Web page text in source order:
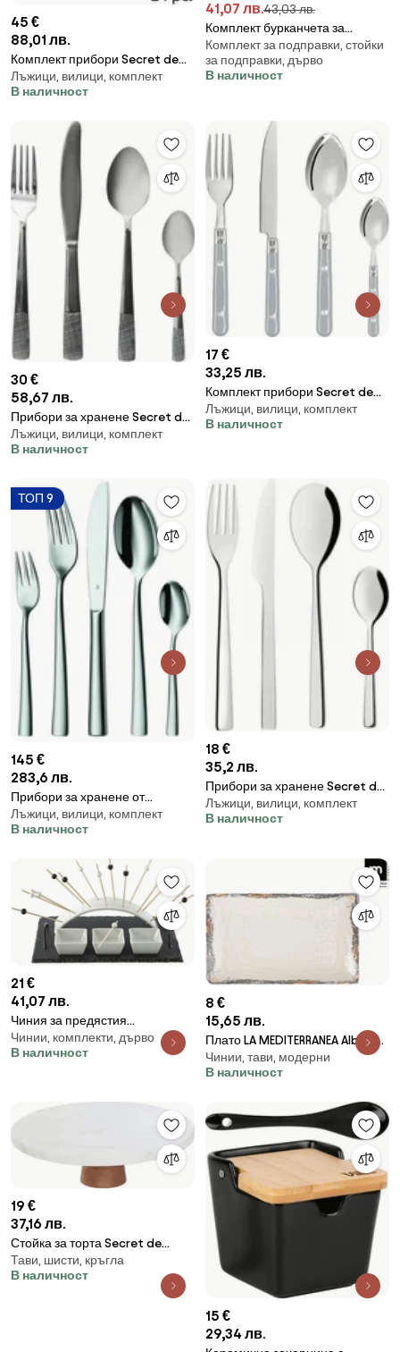
45 €
88,01 лв.
Комплект прибори Secret de
Gourmet Serrat, Инокс, 24
части
Лъжици, вилици, комплект
В наличност
41,07 лв.43,03 лв.
Комплект бурканчета за
подправки със стойка, 12 броя
Комплект за подправки, стойки
за подправки, дърво
В наличност
30 €
58,67 лв.
Прибори за хранене Secret de
Gourmet Sarah, 24 части
Лъжици, вилици, комплект
В наличност
17 €
33,25 лв.
Комплект прибори Secret de
Gourmet Bistrot, Със стойка,
24 части
Лъжици, вилици, комплект
В наличност
ТОП 9
145 €
283,6 лв.
Прибори за хранене от
неръждаема стомана 30 бр. в
лъскаво сребристо Philadelphia
Лъжици, вилици, комплект
В наличност
18 €
35,2 лв.
Прибори за хранене Secret de
Gourmet Deka, Инокс, 24 броя,
Сребрист
Лъжици, вилици, комплект
В наличност
21 €
41,07 лв.
Чиния за предястия
atmosphera, 30х20 cm,
Порцелан/шисти/бамбук
Чинии, комплекти, дърво
В наличност
8 €
15,65 лв.
Плато LA MEDITERRANEA Albus,
Порцелан - 25x15 cm
Чинии, тави, модерни
В наличност
19 €
37,16 лв.
Стойка за торта Secret de
Gourmet, Мрамор, 25см
Тави, шисти, кръгла
В наличност
15 €
29,34 лв.